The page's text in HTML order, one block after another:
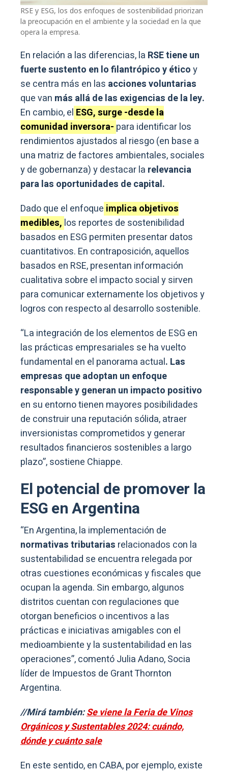
RSE y ESG, los dos enfoques de sostenibilidad priorizan
la preocupación en el ambiente y la sociedad en la que
opera la empresa.
En relación a las diferencias, la RSE tiene un
fuerte sustento en lo filantrópico y éticoy
se centra más en las acciones voluntarias
que van más allá de las exigencias de la ley.
En cambio, el ESG, surge -desde la
comunidad inversora- para identificar los
rendimientos ajustados al riesgo (en base a
una matriz de factores ambientales, sociales
y de gobernanza) y destacar la relevancia
para las oportunidades de capital.
Dado que el enfoque implica objetivos
medibles, los reportes de sostenibilidad
basados en ESG permiten presentar datos
cuantitativos. En contraposición, aquellos
basados en RSE, presentan información
cualitativa sobre el impacto social y sirven
para comunicar externamente los objetivos y
logros con respecto al desarrollo sostenible.
“La integración de los elementos de ESG en
las prácticas empresariales se ha vuelto
fundamental en el panorama actual. Las
empresas que adoptan un enfoque
responsable y generan un impacto positivo
en su entorno tienen mayores posibilidades
de construir una reputación sólida, atraer
inversionistas comprometidos y generar
resultados financieros sostenibles a largo
plazo”, sostiene Chiappe.
El potencial de promover la
ESG en Argentina
“En Argentina, la implementación de
normativas tributarias relacionados con la
sustentabilidad se encuentra relegada por
otras cuestiones económicas y fiscales que
ocupan la agenda. Sin embargo, algunos
distritos cuentan con regulaciones que
otorgan beneficios o incentivos a las
prácticas e iniciativas amigables con el
medioambiente y la sustentabilidad en las
operaciones”, comentó Julia Adano, Socia
líder de Impuestos de Grant Thornton
Argentina.
//Mirá también:Se viene la Feria de Vinos
Orgánicos y Sustentables 2024: cuándo,
dónde y cuánto sale
En este sentido, en CABA, por ejemplo, existe